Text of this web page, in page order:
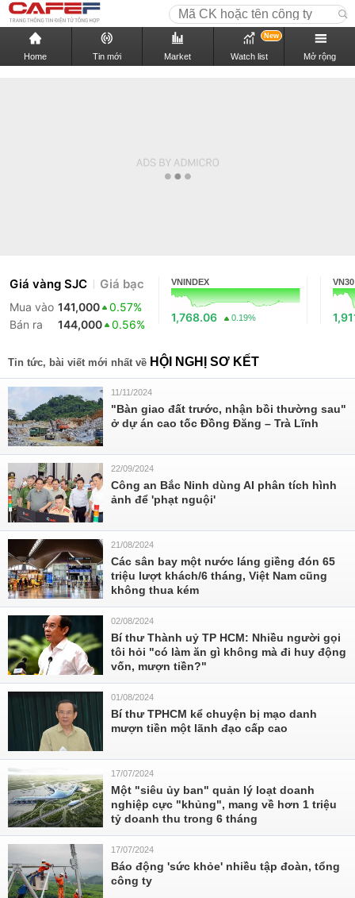
Home Tin mới Market Watch list
New
Mở rộng
Giá vàng SJC Giá bạc
Mua vào 141,000
0.57%
Bán ra
144,000 0.56%
VNINDEX
1,768.06 0.19%
VN30
Tin tức, bài viết mới nhất về HỘI NGHỊ SƠ KẾT
11/11/2024
"Bàn giao đất trước, nhận bồi thường sau"
ở dự án cao tốc Đồng Đăng – Trà Lĩnh
22/09/2024
Công an Bắc Ninh dùng AI phân tích hình
ảnh để 'phạt nguội'
21/08/2024
Các sân bay một nước láng giềng đón 65
triệu lượt khách/6 tháng, Việt Nam cũng
không thua kém
02/08/2024
Bí thư Thành uỷ TP HCM: Nhiều người gọi
tôi hỏi "có làm ăn gì không mà đi huy động
vốn, mượn tiền?"
01/08/2024
Bí thư TPHCM kể chuyện bị mạo danh
mượn tiền một lãnh đạo cấp cao
17/07/2024
Một "siêu ủy ban" quản lý loạt doanh
nghiệp cực "khủng", mang về hơn 1 triệu
tỷ doanh thu trong 6 tháng
17/07/2024
Báo động 'sức khỏe' nhiều tập đoàn, tổng
công ty